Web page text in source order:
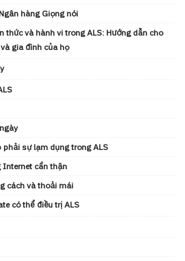
hàng Giọng nói
thức và hành vi trong ALS: Hướng dẫn cho
gia đình của họ
phải sự lạm dụng trong ALS
Internet cẩn thận
cách và thoải mái
có thể điều trị ALS